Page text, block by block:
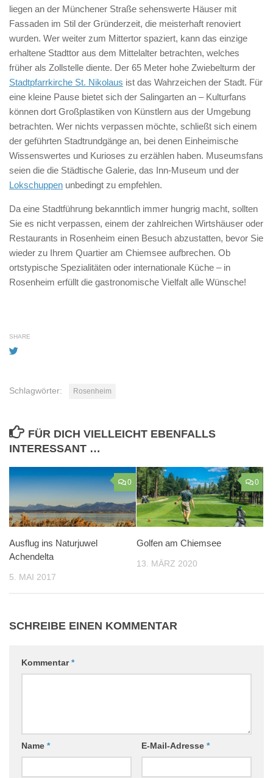
liegen an der Münchener Straße sehenswerte Häuser mit
Fassaden im Stil der Gründerzeit, die meisterhaft renoviert
wurden. Wer weiter zum Mittertor spaziert, kann das einzige
erhaltene Stadttor aus dem Mittelalter betrachten, welches
früher als Zollstelle diente. Der 65 Meter hohe Zwiebelturm der
Stadtpfarrkirche St. Nikolaus ist das Wahrzeichen der Stadt. Für
eine kleine Pause bietet sich der Salingarten an – Kulturfans
können dort Großplastiken von Künstlern aus der Umgebung
betrachten. Wer nichts verpassen möchte, schließt sich einem
der geführten Stadtrundgänge an, bei denen Einheimische
Wissenswertes und Kurioses zu erzählen haben. Museumsfans
seien die die Städtische Galerie, das Inn-Museum und der
Lokschuppen unbedingt zu empfehlen.
Da eine Stadtführung bekanntlich immer hungrig macht, sollten
Sie es nicht verpassen, einem der zahlreichen Wirtshäuser oder
Restaurants in Rosenheim einen Besuch abzustatten, bevor Sie
wieder zu Ihrem Quartier am Chiemsee aufbrechen. Ob
ortstypische Spezialitäten oder internationale Küche – in
Rosenheim erfüllt die gastronomische Vielfalt alle Wünsche!
SHARE
Schlagwörter: Rosenheim
FÜR DICH VIELLEICHT EBENFALLS
INTERESSANT …
0
Ausflug ins Naturjuwel
Achendelta
5. MAI 2017
0
Golfen am Chiemsee
13. MÄRZ 2020
SCHREIBE EINEN KOMMENTAR
Kommentar*
Name * E-Mail-Adresse *